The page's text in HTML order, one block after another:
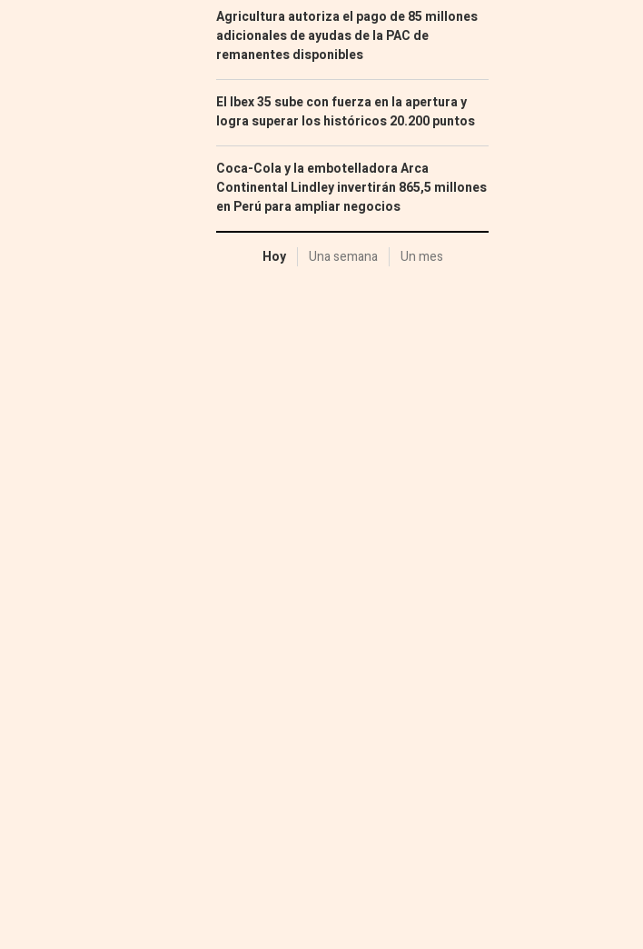
Agricultura autoriza el pago de 85 millones
adicionales de ayudas de la PAC de
remanentes disponibles
El Ibex 35 sube con fuerza en la apertura y
logra superar los históricos 20.200 puntos
Coca-Cola y la embotelladora Arca
Continental Lindley invertirán 865,5 millones
en Perú para ampliar negocios
Hoy Una semana Un mes